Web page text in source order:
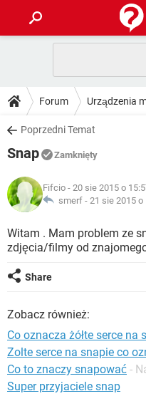
GRY
SPOTIFY
INSTAGRAM
WINDOWS 10
PORADY
PlayStation
INSTAGRAM
WINDOWS 10
DO POBRANIA
ANDROID
GRY
IOS
INSTAGRAM
WINDOWS 10
FORUM
COVID-19
GRY
SPOTIFY
ARTYKUŁY
COVID-19
GRY
SPOTIFY
Forum Urządzenia
Poprzedni Temat
Snap Zamknięty
Fifcio - 20 sie 2015 o
smerf - 21 sie 2015 o
Witam . Mam problem ze
zdjęcia/filmy od
Share
Zobacz również:
Co oznacza żółte serce na
Zolte serce na snapie co
Co to znaczy snapować -
Super przyjaciele snap